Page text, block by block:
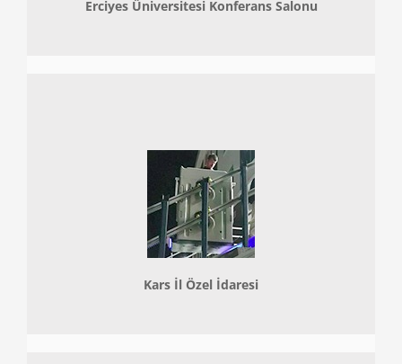
Erciyes Üniversitesi Konferans Salonu
Kars İl Özel İdaresi